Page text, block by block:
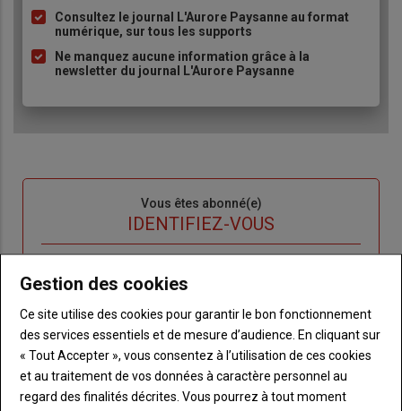
puceConsultez le journal L'Aurore Paysanne au format
numérique, sur tous les supports
Ne manquez aucune information grâce à la
newsletter du journal L'Aurore Paysanne
Vous êtes abonné(e)
IDENTIFIEZ-VOUS
de votre abonnement
Je m'inscrit
"Réinitialiser
Lien
"Je
Je me connecte
Gestion des cookies
Ce site utilise des cookies pour garantir le bon fonctionnement
des services essentiels et de mesure d’audience. En cliquant sur
« Tout Accepter », vous consentez à l’utilisation de ces cookies
et au traitement de vos données à caractère personnel au
regard des finalités décrites. Vous pourrez à tout moment